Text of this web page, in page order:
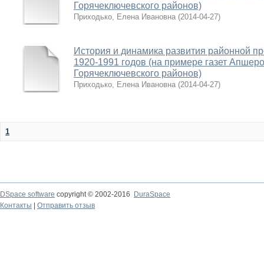
Горячеключевского районов)
Приходько, Елена Ивановна (2014-04-27)
История и динамика развития районной
1920-1991 годов (на примере газет
Горячеключевского районов)
Приходько, Елена Ивановна (2014-04-27)
1
DSpace software copyright © 2002-2016
DuraSpace
Контакты
Отправить отзыв